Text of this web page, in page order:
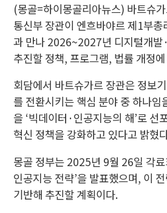
(몽골=하이몽골리아뉴스) 바트슈
통신부 장관이 엔흐바야르 제1부
과 만나 2026~2027년 디지털개발
추진할 정책, 프로그램, 법률 개정
회담에서 바트슈가르 장관은 정보
를 전환시키는 핵심 분야 중 하나
을 ‘빅데이터·인공지능의 해’로 선
혁신 정책을 강화하고 있다고 밝혔
몽골 정부는 2025년 9월 26일 각료
인공지능 전략’을 발표했으며, 이
기반해 추진할 계획이다.